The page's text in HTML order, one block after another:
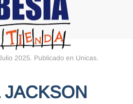
2025. Publicado en Unicas.